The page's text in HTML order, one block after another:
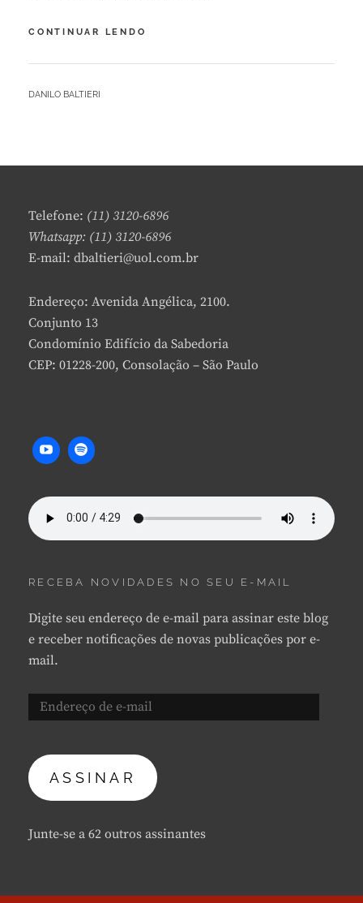
CONTINUAR LENDO
RISCOS
BY
DANILO BALTIERI
Telefone: (11) 3120-6896
Whatsapp: (11) 3120-6896
E-mail: dbaltieri@uol.com.br
Endereço: Avenida Angélica, 2100.
Conjunto 13
Condomínio Edifício da Sabedoria
CEP: 01228-200, Consolação – São Paulo
RECEBA NOVIDADES NO SEU E-MAIL
Digite seu endereço de e-mail para assinar este blog
e receber notificações de novas publicações por e-
mail.
Endereço
de
mail
ASSINAR
Junte-se a 62 outros assinantes